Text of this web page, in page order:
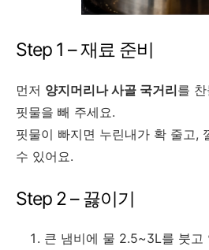
Step 1 – 재료 준비
먼저 양지머리나 사골 국거리를
핏물을 빼 주세요.
핏물이 빠지면 누린내가 확 줄고,
수 있어요.
Step 2 – 끓이기
큰 냄비에 물 2.5~3L를 붓고